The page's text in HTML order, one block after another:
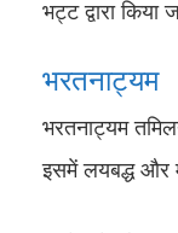
भट्ट द्वारा किया
भरतनाट्यम
भरतनाट्यम
इसमें लयबद्ध और